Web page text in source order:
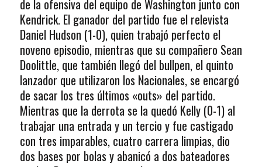
de la ofensiva del equipo de Washington junto con
Kendrick. El ganador del partido fue el relevista
Daniel Hudson (1-0), quien trabajó perfecto el
noveno episodio, mientras que su compañero Sean
Doolittle, que también llegó del bullpen, el quinto
lanzador que utilizaron los Nacionales, se encargó
de sacar los tres últimos «outs» del partido.
Mientras que la derrota se la quedó Kelly (0-1) al
trabajar una entrada y un tercio y fue castigado
con tres imparables, cuatro carrera limpias, dio
dos bases por bolas y abanicó a dos bateadores